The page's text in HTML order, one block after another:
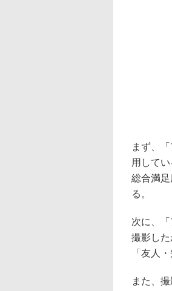
まず、
用して
総合満
る。
次に、
撮影し
「友人
また、